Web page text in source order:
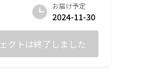
お届け予定
2024-11-30
クトは終了しました